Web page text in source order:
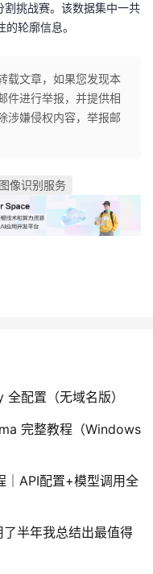
挑战赛。该数据集中一共
轮廓信息。
载文章，如果您发现本
件进行举报，并提供相
涉嫌侵权内容，举报邮
图像识别服务
配置（无域名版）
完整教程（Windows
API配置+模型调用全
半年我总结出最值得